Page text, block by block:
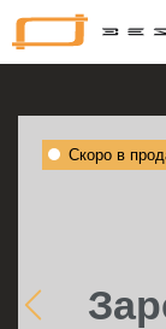
Скоро в